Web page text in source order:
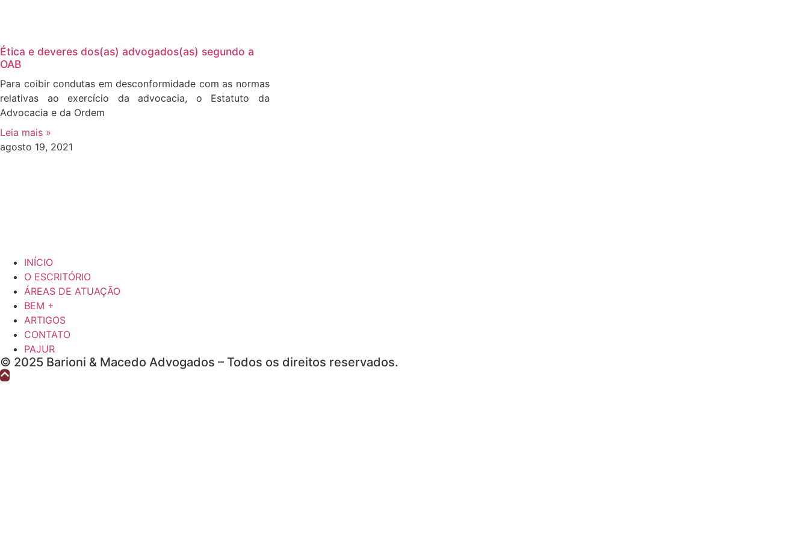
Ética e deveres dos(as) advogados(as) segundo a
OAB
Para coibir condutas em desconformidade com as normas
relativas ao exercício da advocacia, o Estatuto da
Advocacia e da Ordem
Leia mais »
agosto 19, 2021
INÍCIO
O ESCRITÓRIO
ÁREAS DE ATUAÇÃO
BEM +
ARTIGOS
CONTATO
PAJUR
© 2025 Barioni & Macedo Advogados – Todos os direitos reservados.